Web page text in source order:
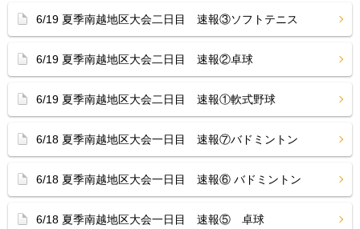
6/19 夏季南越地区大会二日目 速報③ソフトテニス
6/19 夏季南越地区大会二日目 速報②卓球
6/19 夏季南越地区大会二日目 速報①軟式野球
6/18 夏季南越地区大会一日目 速報⑦バドミントン
6/18 夏季南越地区大会一日目 速報⑥ バドミントン
6/18 夏季南越地区大会一日目 速報⑤ 卓球